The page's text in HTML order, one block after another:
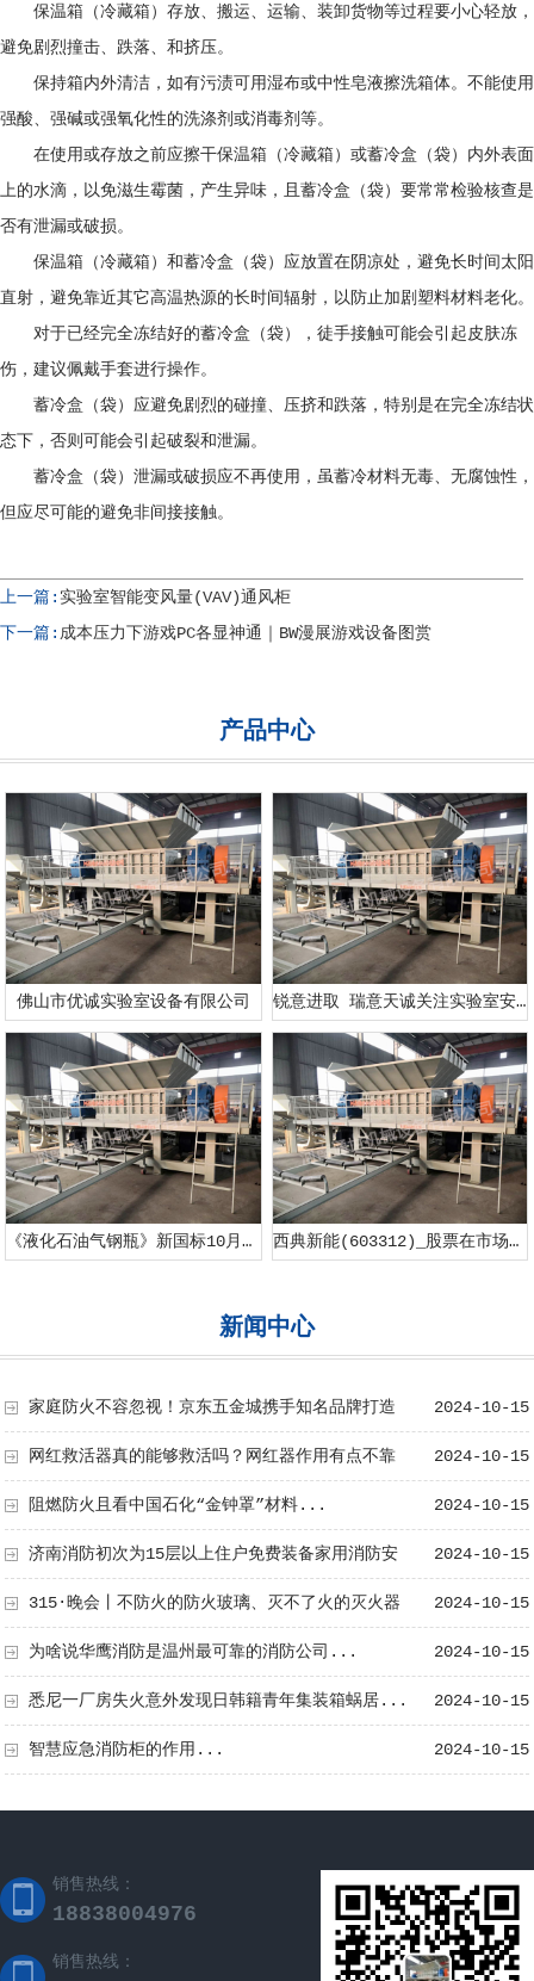
保温箱（冷藏箱）存放、搬运、运输、装卸货物等过程要小心轻放，
避免剧烈撞击、跌落、和挤压。
保持箱内外清洁，如有污渍可用湿布或中性皂液擦洗箱体。不能使用
强酸、强碱或强氧化性的洗涤剂或消毒剂等。
在使用或存放之前应擦干保温箱（冷藏箱）或蓄冷盒（袋）内外表面
上的水滴，以免滋生霉菌，产生异味，且蓄冷盒（袋）要常常检验核查是
否有泄漏或破损。
保温箱（冷藏箱）和蓄冷盒（袋）应放置在阴凉处，避免长时间太阳
直射，避免靠近其它高温热源的长时间辐射，以防止加剧塑料材料老化。
对于已经完全冻结好的蓄冷盒（袋），徒手接触可能会引起皮肤冻
伤，建议佩戴手套进行操作。
蓄冷盒（袋）应避免剧烈的碰撞、压挤和跌落，特别是在完全冻结状
态下，否则可能会引起破裂和泄漏。
蓄冷盒（袋）泄漏或破损应不再使用，虽蓄冷材料无毒、无腐蚀性，
但应尽可能的避免非间接接触。
上一篇: 实验室智能变风量(VAV)通风柜
下一篇: 成本压力下游戏PC各显神通｜BW漫展游戏设备图赏
产品中心
佛山市优诚实验室设备有限公司 锐意进取 瑞意天诚关注实验室安全
《液化石油气钢瓶》新国标10月1日正式施行！防止液化气瓶事端这些要紧记！ 西典新能(603312)_股票在市场上生意的金额_行情_走势图—东方财富网
新闻中心
2024-10-15
家庭防火不容忽视！京东五金城携手知名品牌打造
家庭消防专场... 2024-10-15
网红救活器真的能够救活吗？网红器作用有点不靠
谱... 2024-10-15
阻燃防火且看中国石化“金钟罩”材料...
2024-10-15
济南消防初次为15层以上住户免费装备家用消防安
全箱... 2024-10-15
315·晚会丨不防火的防火玻璃、灭不了火的灭火器
不良商家置消防安全于不顾... 2024-10-15
为啥说华鹰消防是温州最可靠的消防公司...
2024-10-15
悉尼一厂房失火意外发现日韩籍青年集装箱蜗居...
2024-10-15
智慧应急消防柜的作用...
销售热线：
18838004976
销售热线：